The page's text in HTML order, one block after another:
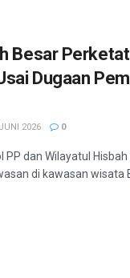
Besar
Dugaan
2026 0
PP dan Wilayatul
di kawasan wisata